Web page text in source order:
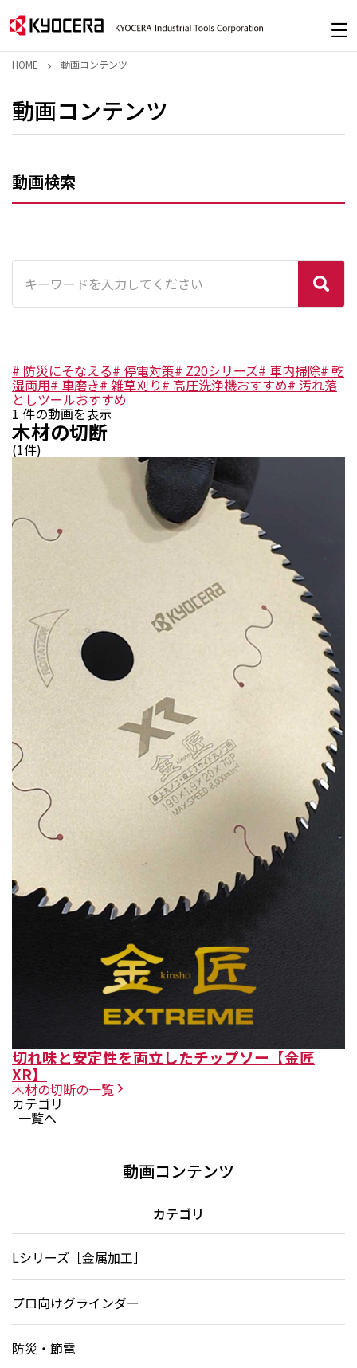
HOME 動画コンテンツ
動画コンテンツ
動画検索
# 防災にそなえる# 停電対策# Z20シリーズ# 車内掃除# 乾
湿両用# 車磨き# 雑草刈り# 高圧洗浄機おすすめ# 汚れ落
としツールおすすめ
1 件の動画を表示
木材の切断
(1件)
切れ味と安定性を両立したチップソー【金匠
XR】
木材の切断の一覧
カテゴリ
一覧へ
動画コンテンツ
カテゴリ
Lシリーズ［金属加工］
プロ向けグラインダー
防災・節電